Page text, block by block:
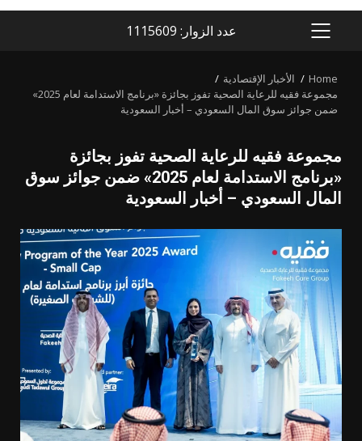
PRIMARY
عدد الزوار: 1115609
Home
الأخبار الإقتصادية
مجموعة فقيه للرعاية الصحية تفوز بجائزة «برنامج الاستدامة لعام 2025»
ضمن جوائز سوق المال السعودي – أخبار السعودية
مجموعة فقيه للرعاية الصحية تفوز بجائزة
«برنامج الاستدامة لعام 2025» ضمن جوائز سوق
المال السعودي – أخبار السعودية